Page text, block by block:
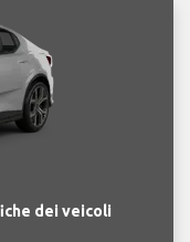
dei veicoli